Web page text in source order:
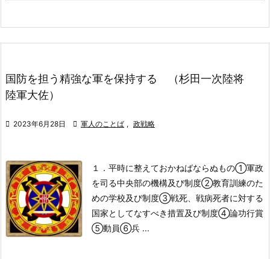
国防を担う精強な軍を保持する （杉田一次陸将
陸軍大佐）
 2023年6月28日  軍人のことば , 政戦略
１．平時に整えておかねばならぬもの①軍政
を司る中央部の機構及び制度②教育訓練のた
めの学校及び制度③戦死、戦病死者に対する
国家としてなすべき措置及び制度④論功行賞
⑤動員⑥兵 ...